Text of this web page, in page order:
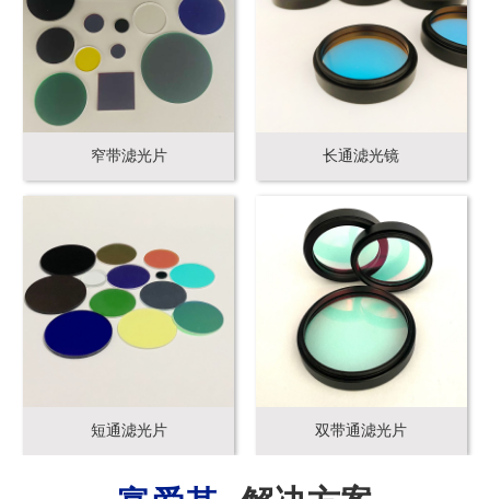
窄带滤光片 长通滤光镜
短通滤光片 双带通滤光片